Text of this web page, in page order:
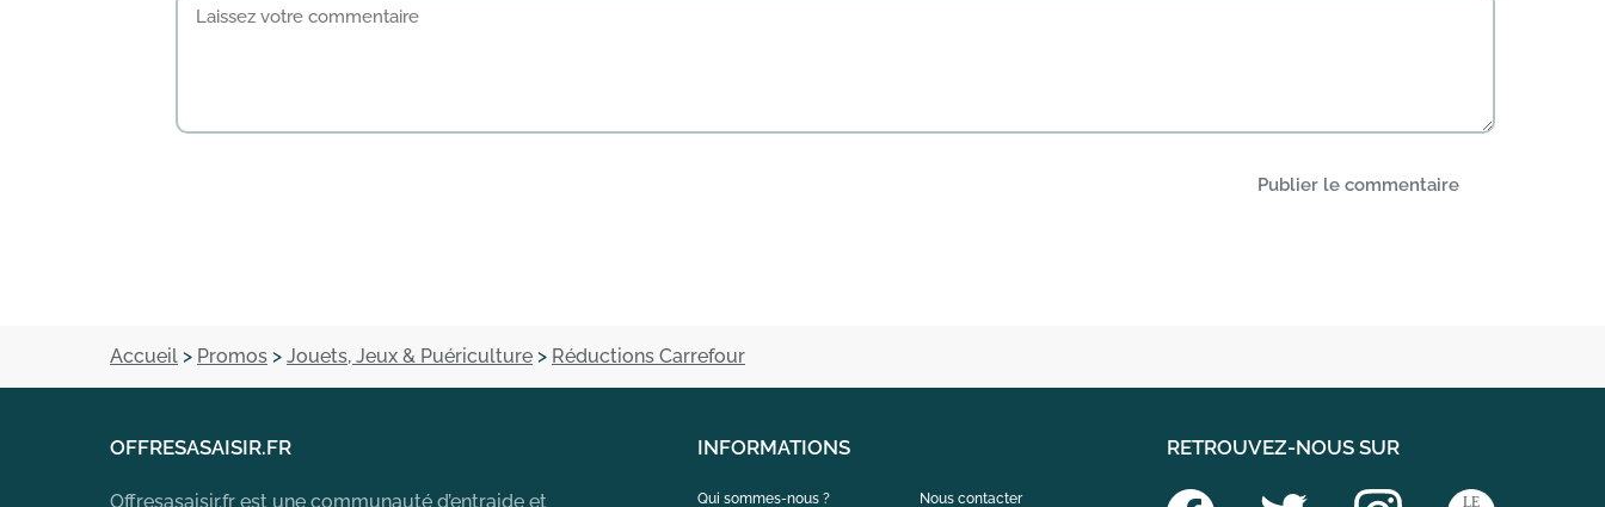
Publier le commentaire
Accueil > Promos > Jouets, Jeux & Puériculture > Réductions Carrefour
OFFRESASAISIR.FR
Offresasaisir.fr est une communauté d’entraide et
INFORMATIONS
Qui sommes-nous ? Nous contacter
RETROUVEZ-NOUS SUR